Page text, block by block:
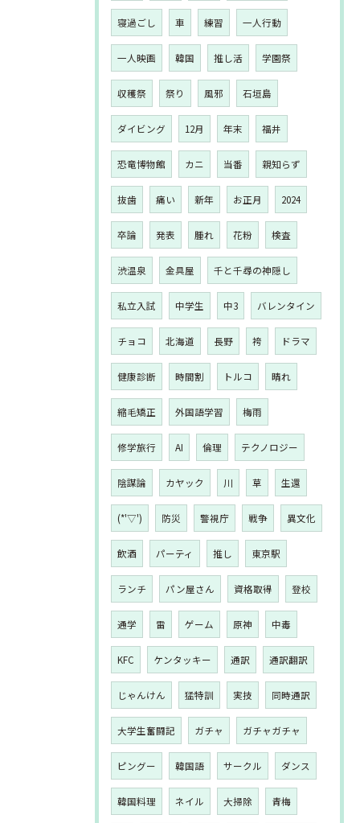
寝過ごし 車 練習 一人行動
一人映画 韓国 推し活 学園祭
収穫祭 祭り 風邪 石垣島
ダイビング 12月 年末 福井
恐竜博物館 カニ 当番 親知らず
抜歯 痛い 新年 お正月 2024
卒論 発表 腫れ 花粉 検査
渋温泉 金具屋 千と千尋の神隠し
私立入試 中学生 中3 バレンタイン
チョコ 北海道 長野 袴 ドラマ
健康診断 時間割 トルコ 晴れ
縮毛矯正 外国語学習 梅雨
修学旅行 AI 倫理 テクノロジー
陰謀論 カヤック 川 草 生還
(*'▽') 防災 警視庁 戦争 異文化
飲酒 パーティ 推し 東京駅
ランチ パン屋さん 資格取得 登校
通学 雷 ゲーム 原神 中毒
KFC ケンタッキー 通訳 通訳翻訳
じゃんけん 猛特訓 実技 同時通訳
大学生奮闘記 ガチャ ガチャガチャ
ピングー 韓国語 サークル ダンス
韓国料理 ネイル 大掃除 青梅